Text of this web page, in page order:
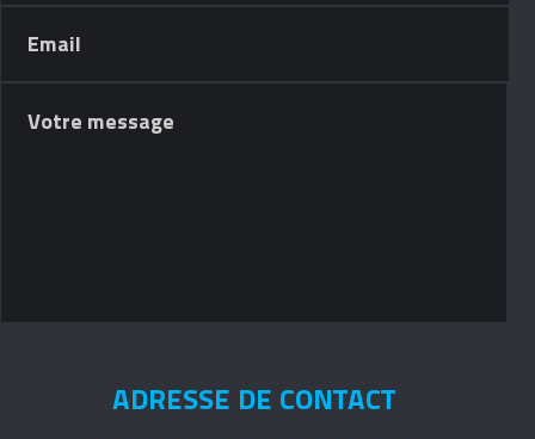
ADRESSE DE CONTACT